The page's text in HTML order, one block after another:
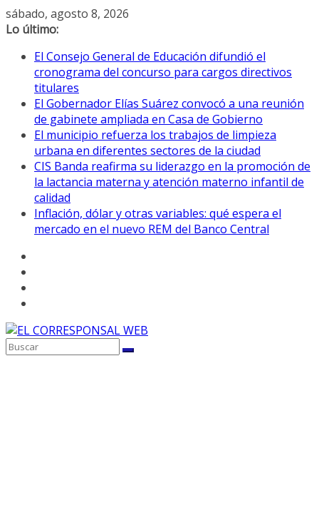
Saltar
al
sábado, agosto 8, 2026
Lo último:
El Consejo General de Educación difundió el
cronograma del concurso para cargos directivos
titulares
El Gobernador Elías Suárez convocó a una reunión
de gabinete ampliada en Casa de Gobierno
El municipio refuerza los trabajos de limpieza
urbana en diferentes sectores de la ciudad
CIS Banda reafirma su liderazgo en la promoción de
la lactancia materna y atención materno infantil de
calidad
Inflación, dólar y otras variables: qué espera el
mercado en el nuevo REM del Banco Central